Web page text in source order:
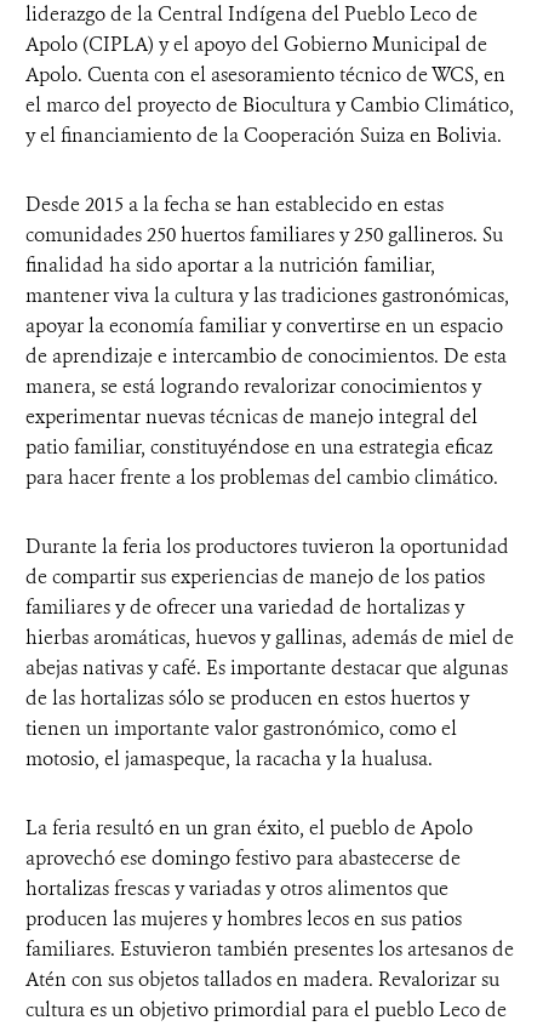
liderazgo de la Central Indígena del Pueblo Leco de
Apolo (CIPLA) y el apoyo del Gobierno Municipal de
Apolo. Cuenta con el asesoramiento técnico de WCS, en
el marco del proyecto de Biocultura y Cambio Climático,
y el financiamiento de la Cooperación Suiza en Bolivia.
Desde 2015 a la fecha se han establecido en estas
comunidades 250 huertos familiares y 250 gallineros. Su
finalidad ha sido aportar a la nutrición familiar,
mantener viva la cultura y las tradiciones gastronómicas,
apoyar la economía familiar y convertirse en un espacio
de aprendizaje e intercambio de conocimientos. De esta
manera, se está logrando revalorizar conocimientos y
experimentar nuevas técnicas de manejo integral del
patio familiar, constituyéndose en una estrategia eficaz
para hacer frente a los problemas del cambio climático.
Durante la feria los productores tuvieron la oportunidad
de compartir sus experiencias de manejo de los patios
familiares y de ofrecer una variedad de hortalizas y
hierbas aromáticas, huevos y gallinas, además de miel de
abejas nativas y café. Es importante destacar que algunas
de las hortalizas sólo se producen en estos huertos y
tienen un importante valor gastronómico, como el
motosio, el jamaspeque, la racacha y la hualusa.
La feria resultó en un gran éxito, el pueblo de Apolo
aprovechó ese domingo festivo para abastecerse de
hortalizas frescas y variadas y otros alimentos que
producen las mujeres y hombres lecos en sus patios
familiares. Estuvieron también presentes los artesanos de
Atén con sus objetos tallados en madera. Revalorizar su
cultura es un objetivo primordial para el pueblo Leco de